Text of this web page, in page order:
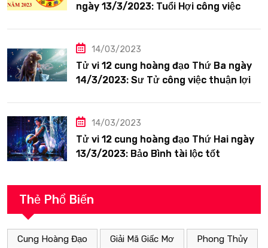
ngày 13/3/2023: Tuổi Hợi công việc
14/03/2023
Tử vi 12 cung hoàng đạo Thứ Ba ngày
14/3/2023: Sư Tử công việc thuận lợi
14/03/2023
Tử vi 12 cung hoàng đạo Thứ Hai ngày
13/3/2023: Bảo Bình tài lộc tốt
Thẻ Phổ Biến
Cung Hoàng Đạo Giải Mã Giấc Mơ Phong Thủy